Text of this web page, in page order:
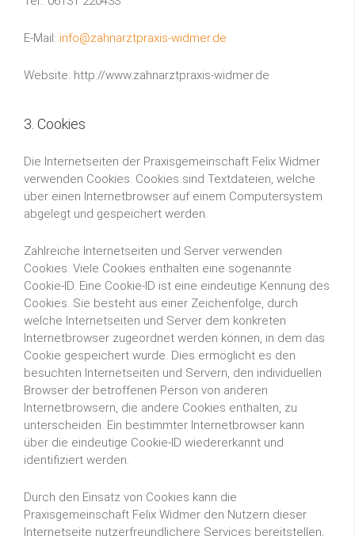
E-Mail: info@zahnarztpraxis-widmer.de
Website: http://www.zahnarztpraxis-widmer.de
3. Cookies
Die Internetseiten der Praxisgemeinschaft Felix Widmer
verwenden Cookies. Cookies sind Textdateien, welche
über einen Internetbrowser auf einem Computersystem
abgelegt und gespeichert werden.
Zahlreiche Internetseiten und Server verwenden
Cookies. Viele Cookies enthalten eine sogenannte
Cookie-ID. Eine Cookie-ID ist eine eindeutige Kennung des
Cookies. Sie besteht aus einer Zeichenfolge, durch
welche Internetseiten und Server dem konkreten
Internetbrowser zugeordnet werden können, in dem das
Cookie gespeichert wurde. Dies ermöglicht es den
besuchten Internetseiten und Servern, den individuellen
Browser der betroffenen Person von anderen
Internetbrowsern, die andere Cookies enthalten, zu
unterscheiden. Ein bestimmter Internetbrowser kann
über die eindeutige Cookie-ID wiedererkannt und
identifiziert werden.
Durch den Einsatz von Cookies kann die
Praxisgemeinschaft Felix Widmer den Nutzern dieser
Internetseite nutzerfreundlichere Services bereitstellen,